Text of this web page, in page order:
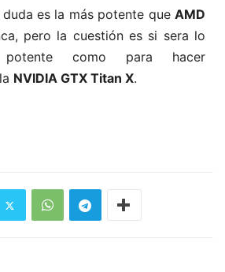
duda es la más potente queAMD
pero la cuestión es si sera lo
potente como para hacer
NVIDIA GTX Titan X.